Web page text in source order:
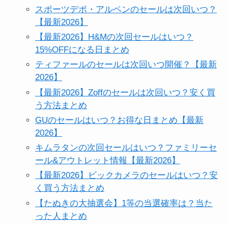
スポーツデポ・アルペンのセールは次回いつ？
【最新2026】
【最新2026】H&Mの次回セールはいつ？
15%OFFになる日まとめ
ティファールのセールは次回いつ開催？【最新
2026】
【最新2026】Zoffのセールは次回いつ？安く買
う方法まとめ
GUのセールはいつ？お得な日まとめ【最新
2026】
キムラタンの次回セールはいつ？ファミリーセ
ール&アウトレット情報【最新2026】
【最新2026】ビックカメラのセールはいつ？安
く買う方法まとめ
【たぬきの大抽選会】1等の当選確率は？当た
った人まとめ